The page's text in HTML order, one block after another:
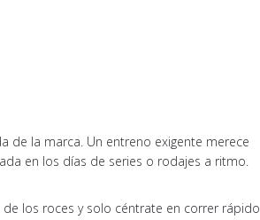
de la marca. Un entreno exigente merece
en los días de series o rodajes a ritmo.
los roces y solo céntrate en correr rápido.